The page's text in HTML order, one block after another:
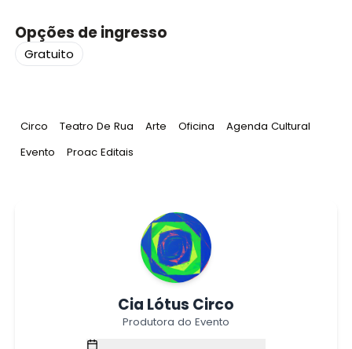
Opções de ingresso
Gratuito
Tag:
Circo Tag:
Teatro De Rua Tag:
Arte Tag:
Oficina Tag:
Agenda Cultural
Tag:
Evento Tag:
Proac Editais
Cia Lótus Circo
Produtora do Evento